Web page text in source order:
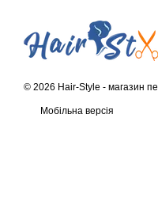
© 2026 Hair-Style - магазин
Мобільна версія